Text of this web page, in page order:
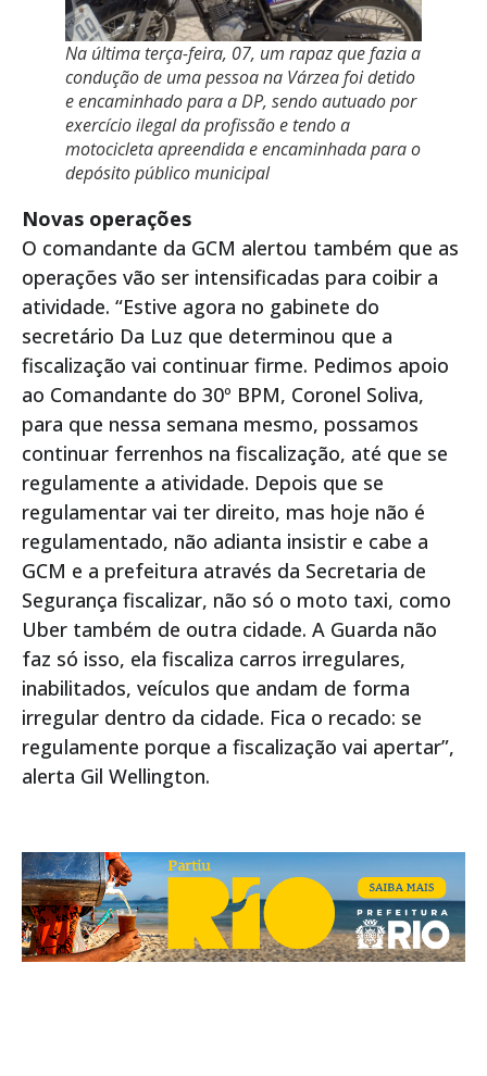
Na última terça-feira, 07, um rapaz que fazia a
condução de uma pessoa na Várzea foi detido
e encaminhado para a DP, sendo autuado por
exercício ilegal da profissão e tendo a
motocicleta apreendida e encaminhada para o
depósito público municipal
Novas operações
O comandante da GCM alertou também que as
operações vão ser intensificadas para coibir a
atividade. “Estive agora no gabinete do
secretário Da Luz que determinou que a
fiscalização vai continuar firme. Pedimos apoio
ao Comandante do 30º BPM, Coronel Soliva,
para que nessa semana mesmo, possamos
continuar ferrenhos na fiscalização, até que se
regulamente a atividade. Depois que se
regulamentar vai ter direito, mas hoje não é
regulamentado, não adianta insistir e cabe a
GCM e a prefeitura através da Secretaria de
Segurança fiscalizar, não só o moto taxi, como
Uber também de outra cidade. A Guarda não
faz só isso, ela fiscaliza carros irregulares,
inabilitados, veículos que andam de forma
irregular dentro da cidade. Fica o recado: se
regulamente porque a fiscalização vai apertar”,
alerta Gil Wellington.